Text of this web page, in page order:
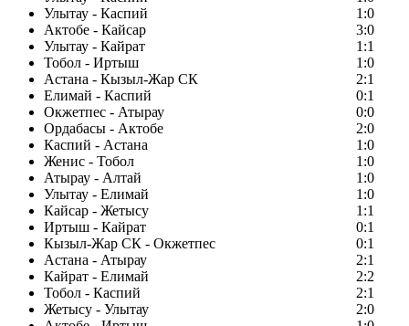
Улытау - Каспий
1:0
Актобе - Кайсар
3:0
Улытау - Кайрат
1:1
Тобол - Иртыш
1:0
Астана - Кызыл-Жар СК
2:1
Елимай - Каспий
0:1
Окжетпес - Атырау
0:0
Ордабасы - Актобе
2:0
Каспий - Астана
1:0
Женис - Тобол
1:0
Атырау - Алтай
1:0
Улытау - Елимай
1:0
Кайсар - Жетысу
1:1
Иртыш - Кайрат
0:1
Кызыл-Жар СК - Окжетпес
0:1
Астана - Атырау
2:1
Кайрат - Елимай
2:2
Тобол - Каспий
2:1
Жетысу - Улытау
2:0